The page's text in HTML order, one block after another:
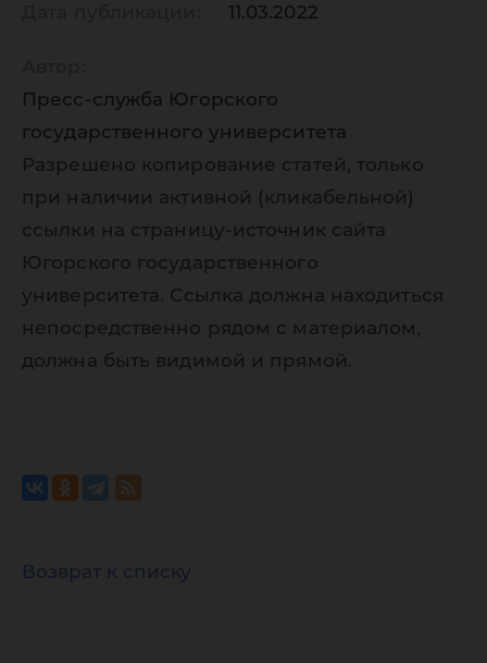
11.03.2022
Пресс-служба Югорского
государственного университета
Разрешено копирование статей, только
при наличии активной (кликабельной)
ссылки на страницу-источник сайта
Югорского государственного
университета. Ссылка должна находиться
непосредственно рядом с материалом,
должна быть видимой и прямой.
Возврат к списку